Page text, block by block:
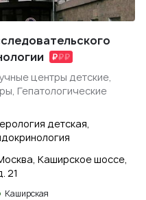
центры детские,
Гепатологические
детская,
Каширское шоссе,
21
Каширская